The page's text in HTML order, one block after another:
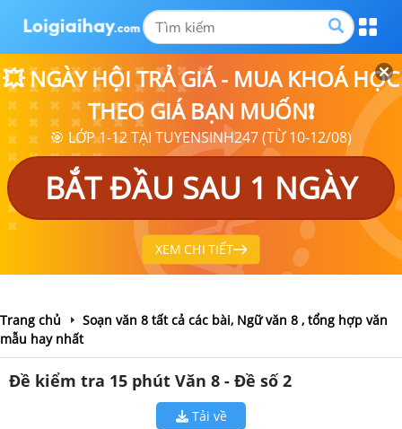
💥 NGÀY HỘI TRẢ GIÁ - MUA KHOÁ HỌC
THEO GIÁ BẠN MUỐN❗
🎯 LỚP 1-12 TẠI TUYENSINH247 (TỪ 10-12/08)
BẮT ĐẦU SAU 1 NGÀY
XEM CHI TIẾT
Trang chủ
Soạn văn 8 tất cả các bài, Ngữ văn 8 , tổng hợp văn
mẫu hay nhất
Đề kiểm tra 15 phút Văn 8 - Đề số 2
Tải về